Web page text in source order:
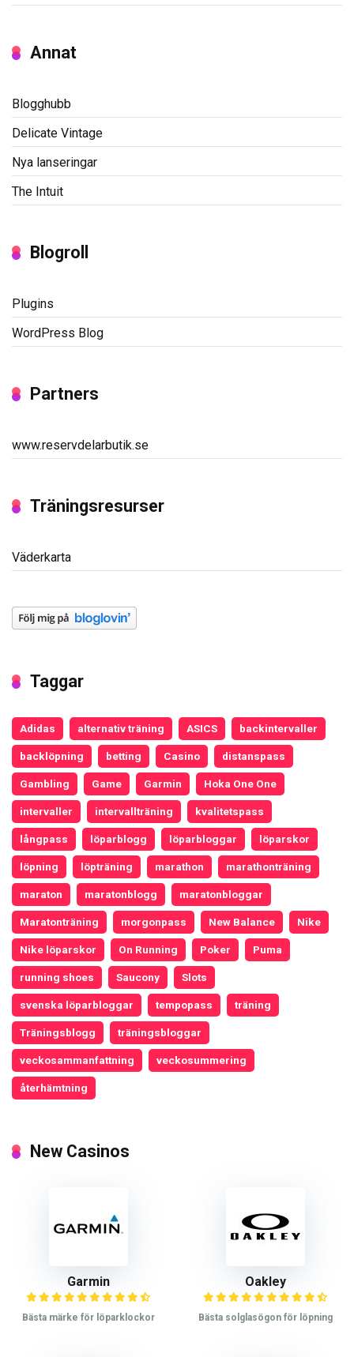
Annat
Blogghubb
Delicate Vintage
Nya lanseringar
The Intuit
Blogroll
Plugins
WordPress Blog
Partners
www.reservdelarbutik.se
Träningsresurser
Väderkarta
Taggar
Adidas alternativ träning ASICS backintervaller
backlöpning betting Casino distanspass
Gambling Game Garmin Hoka One One
intervaller intervallträning kvalitetspass
långpass löparblogg löparbloggar löparskor
löpning löpträning marathon marathonträning
maraton maratonblogg maratonbloggar
Maratonträning morgonpass New Balance Nike
Nike löparskor On Running Poker Puma
running shoes Saucony Slots
svenska löparbloggar tempopass träning
Träningsblogg träningsbloggar
veckosammanfattning veckosummering
återhämtning
New Casinos
Garmin
Bästa märke för löparklockor
Oakley
Bästa solglasögon för löpning